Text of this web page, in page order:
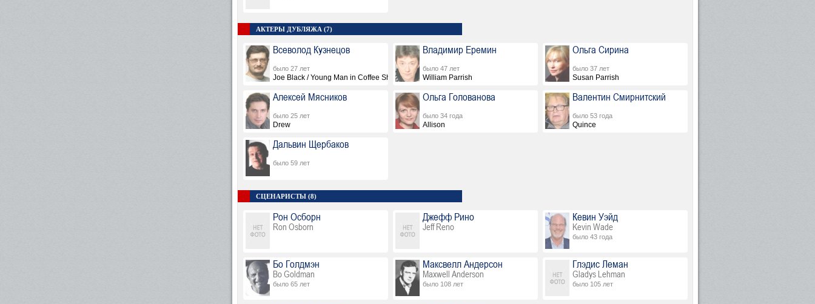
АКТЕРЫ ДУБЛЯЖА (7)
Всеволод Кузнецов
было 27 лет
Joe Black / Young Man in Coffee Shop
Владимир Еремин
было 47 лет
William Parrish
Ольга Сирина
было 37 лет
Susan Parrish
Алексей Мясников
было 25 лет
Drew
Ольга Голованова
было 34 года
Allison
Валентин Смирнитский
было 53 года
Quince
Дальвин Щербаков
было 59 лет
СЦЕНАРИСТЫ (8)
Рон Осборн
Ron Osborn
Джефф Рино
Jeff Reno
Кевин Уэйд
Kevin Wade
было 43 года
Бо Голдмэн
Bo Goldman
было 65 лет
Максвелл Андерсон
Maxwell Anderson
было 108 лет
Глэдис Леман
Gladys Lehman
было 105 лет